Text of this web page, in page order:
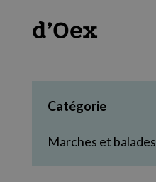
d’Oex
Catégorie
Marches et balades